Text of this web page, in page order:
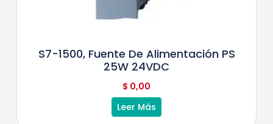
S7-1500, Fuente De Alimentación PS
25W 24VDC
$ 0,00
Leer Más